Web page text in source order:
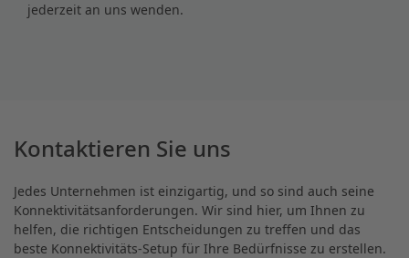
jederzeit an uns wenden.
Kontaktieren Sie uns
Jedes Unternehmen ist einzigartig, und so sind auch seine
Konnektivitätsanforderungen. Wir sind hier, um Ihnen zu
helfen, die richtigen Entscheidungen zu treffen und das
beste Konnektivitäts-Setup für Ihre Bedürfnisse zu erstellen.